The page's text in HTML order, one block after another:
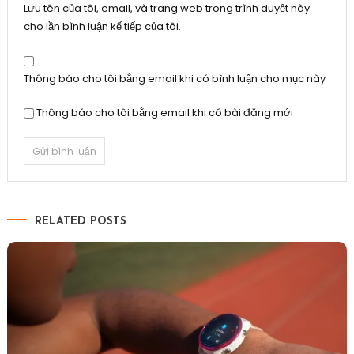
Lưu tên của tôi, email, và trang web trong trình duyệt này
cho lần bình luận kế tiếp của tôi.
Thông báo cho tôi bằng email khi có bình luận cho mục này
Thông báo cho tôi bằng email khi có bài đăng mới
RELATED POSTS